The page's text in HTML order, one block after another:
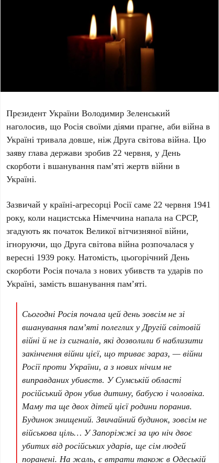
Президент УкраїниВолодимир Зеленський
наголосив, що Росія своїми діями прагне, аби війна в
Україні тривала довше, ніжДруга світова війна. Цю
заяву глава держави зробив22 червня, уДень
скорботи і вшанування пам’яті жертв війни в
Україні.
Зазвичай у країні-агресорці Росії саме22 червня 1941
року, коли нацистська Німеччина напала на СРСР,
згадують як початокВеликої вітчизняної війни,
ігноруючи, щоДруга світова війна розпочалася у
вересні 1939 року. Натомість, цьогорічнийДень
скорботи Росія почала з нових убивств та ударів по
Україні, замість вшанування пам’яті.
Сьогодні Росія почала цей день зовсім не зі
вшанування пам’яті полеглих у Другій світовій
війні й не із сигналів, які дозволили б наблизити
закінчення війни цієї, що триває зараз, — війни
Росії проти України, а з нових нічим не
виправданих убивств. У Сумській області
російський дрон убив дитину, бабусю і чоловіка.
Маму та ще двох дітей цієї родини поранив.
Будинок знищений. Звичайний будинок, зовсім не
військова ціль… У Запоріжжі за цю ніч двоє
убитих від російських ударів, ще сім людей
поранені. На жаль, є втрати також в Одеській